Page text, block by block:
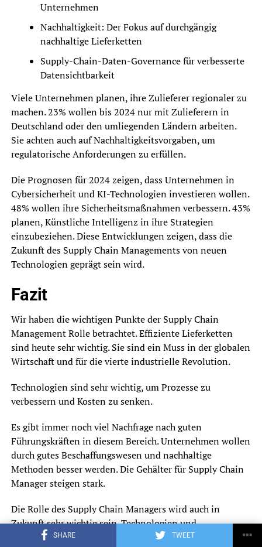
SHARE TWEET
Unternehmen
Nachhaltigkeit: Der Fokus auf durchgängig
nachhaltige Lieferketten
Supply-Chain-Daten-Governance für verbesserte
Datensichtbarkeit
Viele Unternehmen planen, ihre Zulieferer regionaler zu
machen. 23% wollen bis 2024 nur mit Zulieferern in
Deutschland oder den umliegenden Ländern arbeiten.
Sie achten auch auf Nachhaltigkeitsvorgaben, um
regulatorische Anforderungen zu erfüllen.
Die Prognosen für 2024 zeigen, dass Unternehmen in
Cybersicherheit und KI-Technologien investieren wollen.
48% wollen ihre Sicherheitsmaßnahmen verbessern. 43%
planen, Künstliche Intelligenz in ihre Strategien
einzubeziehen. Diese Entwicklungen zeigen, dass die
Zukunft des Supply Chain Managements von neuen
Technologien geprägt sein wird.
Fazit
Wir haben die wichtigen Punkte der Supply Chain
Management Rolle betrachtet. Effiziente Lieferketten
sind heute sehr wichtig. Sie sind ein Muss in der globalen
Wirtschaft und für die vierte industrielle Revolution.
Technologien sind sehr wichtig, um Prozesse zu
verbessern und Kosten zu senken.
Es gibt immer noch viel Nachfrage nach guten
Führungskräften in diesem Bereich. Unternehmen wollen
durch gutes Beschaffungswesen und nachhaltige
Methoden besser werden. Die Gehälter für Supply Chain
Manager steigen stark.
Die Rolle des Supply Chain Managers wird auch in
Zukunft sehr wichtig sein. Technologien und
strategisches Denken sind nötig, um den Markt zu